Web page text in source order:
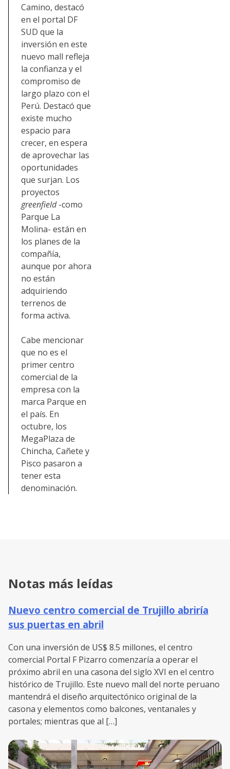
Camino, destacó
en el portal DF
SUD que la
inversión en este
nuevo mall refleja
la confianza y el
compromiso de
largo plazo con el
Perú. Destacó que
existe mucho
espacio para
crecer, en espera
de aprovechar las
oportunidades
que surjan. Los
proyectos
greenfield-como
Parque La
Molina- están en
los planes de la
compañía,
aunque por ahora
no están
adquiriendo
terrenos de
forma activa.
Cabe mencionar
que no es el
primer centro
comercial de la
empresa con la
marca Parque en
el país. En
octubre, los
MegaPlaza de
Chincha, Cañete y
Pisco pasaron a
tener esta
denominación.
Notas más leídas
Nuevo centro comercial de Trujillo abriría
sus puertas en abril
Con una inversión de US$ 8.5 millones, el centro
comercial Portal F Pizarro comenzaría a operar el
próximo abril en una casona del siglo XVI en el centro
histórico de Trujillo. Este nuevo mall del norte peruano
mantendrá el diseño arquitectónico original de la
casona y elementos como balcones, ventanales y
portales; mientras que al […]